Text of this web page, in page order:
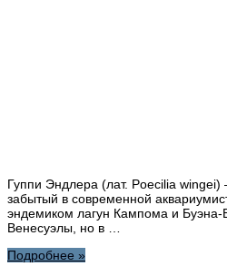
Гуппи Эндлера (лат. Poecilia wingei)
забытый в современной
эндемиком лагун Кампома и Буэна-
Венесуэлы, но в …
Подробнее »